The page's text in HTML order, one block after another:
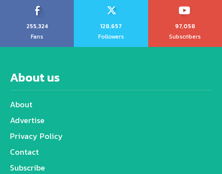
255,324
Fans
128,657
Followers
97,058
Subscribers
About us
About
Advertise
Privacy Policy
Contact
Subscribe